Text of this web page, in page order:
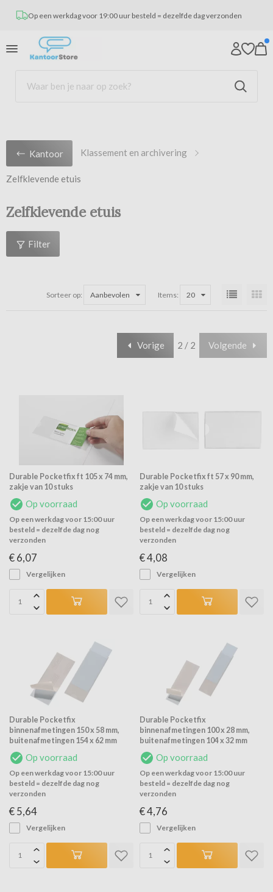
Op een werkdag voor 19:00 uur besteld = dezelfde dag verzonden
Kantoor Klassement en archivering
Zelfklevende etuis
Zelfklevende etuis
Filter
Sorteer op: Aanbevolen Items: 20
Vorige 2 / 2 Volgende
Durable Pocketfix ft 105 x 74 mm,
zakje van 10 stuks
Op voorraad
Op een werkdag voor 15:00 uur
besteld = dezelfde dag nog
verzonden
€ 6,07
Vergelijken
Durable Pocketfix ft 57 x 90 mm,
zakje van 10 stuks
Op voorraad
Op een werkdag voor 15:00 uur
besteld = dezelfde dag nog
verzonden
€ 4,08
Vergelijken
Durable Pocketfix
binnenafmetingen 150 x 58 mm,
buitenafmetingen 154 x 62 mm
Op voorraad
Op een werkdag voor 15:00 uur
besteld = dezelfde dag nog
verzonden
€ 5,64
Vergelijken
Durable Pocketfix
binnenafmetingen 100 x 28 mm,
buitenafmetingen 104 x 32 mm
Op voorraad
Op een werkdag voor 15:00 uur
besteld = dezelfde dag nog
verzonden
€ 4,76
Vergelijken